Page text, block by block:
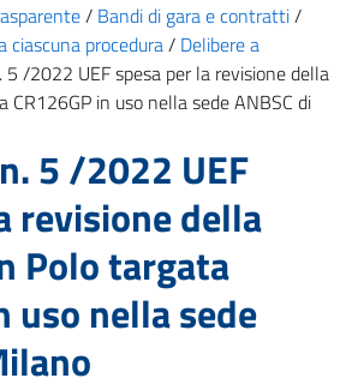
/ Bandi di gara e contratti/
procedura/ Delibere a
5 /2022 UEF spesa per la revisione della
in uso nella sede ANBSC di
5 /2022 UEF
revisione della
Polo targata
uso nella sede